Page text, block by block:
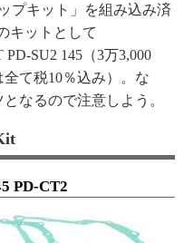
プキット」を組み込み済
キットとして
PD-SU2 145（3万3,000
て税10％込み）。な
なるので注意しよう。
PD-CT2